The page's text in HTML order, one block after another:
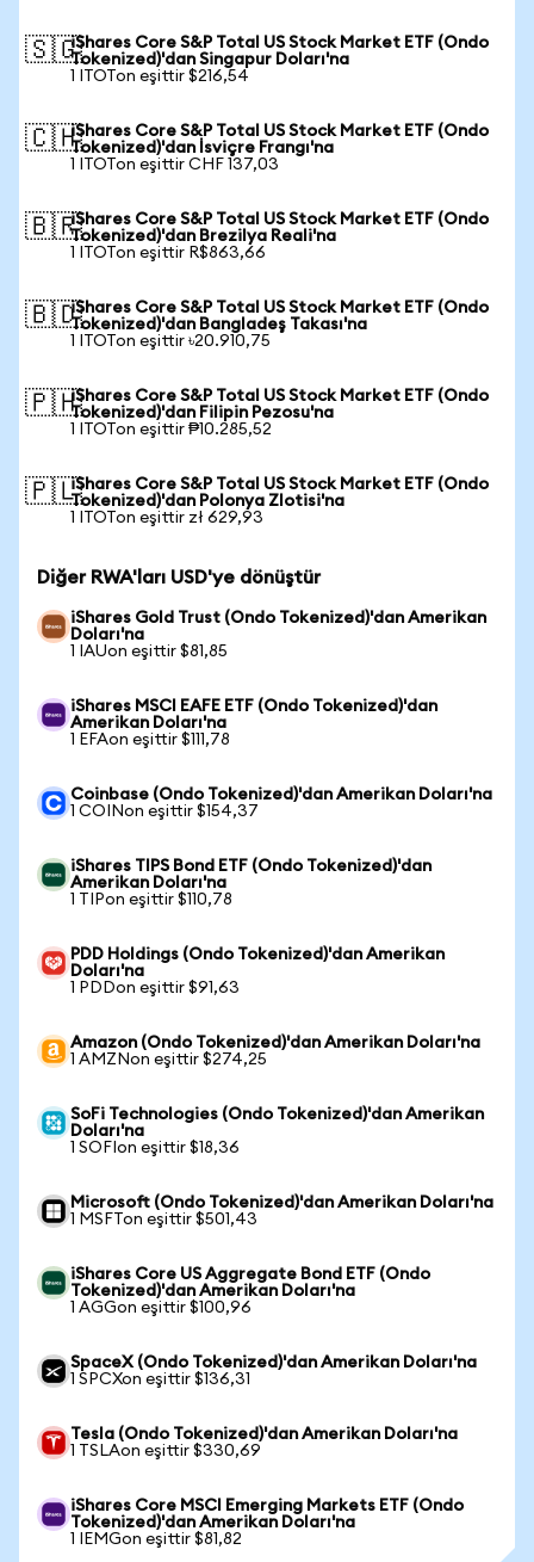
🇸🇬iShares Core S&P Total US Stock Market ETF (Ondo
Tokenized)'dan Singapur Doları'na
1 ITOTon eşittir $216,54
🇨🇭iShares Core S&P Total US Stock Market ETF (Ondo
Tokenized)'dan İsviçre Frangı'na
1 ITOTon eşittir CHF 137,03
🇧🇷iShares Core S&P Total US Stock Market ETF (Ondo
Tokenized)'dan Brezilya Reali'na
1 ITOTon eşittir R$863,66
🇧🇩iShares Core S&P Total US Stock Market ETF (Ondo
Tokenized)'dan Bangladeş Takası'na
1 ITOTon eşittir ৳20.910,75
🇵🇭iShares Core S&P Total US Stock Market ETF (Ondo
Tokenized)'dan Filipin Pezosu'na
1 ITOTon eşittir ₱10.285,52
🇵🇱iShares Core S&P Total US Stock Market ETF (Ondo
Tokenized)'dan Polonya Zlotisi'na
1 ITOTon eşittir zł 629,93
Diğer RWA'ları USD'ye dönüştür
iShares Gold Trust (Ondo Tokenized)'dan Amerikan
Doları'na
1 IAUon eşittir $81,85
iShares MSCI EAFE ETF (Ondo Tokenized)'dan
Amerikan Doları'na
1 EFAon eşittir $111,78
Coinbase (Ondo Tokenized)'dan Amerikan Doları'na
1 COINon eşittir $154,37
iShares TIPS Bond ETF (Ondo Tokenized)'dan
Amerikan Doları'na
1 TIPon eşittir $110,78
PDD Holdings (Ondo Tokenized)'dan Amerikan
Doları'na
1 PDDon eşittir $91,63
Amazon (Ondo Tokenized)'dan Amerikan Doları'na
1 AMZNon eşittir $274,25
SoFi Technologies (Ondo Tokenized)'dan Amerikan
Doları'na
1 SOFIon eşittir $18,36
Microsoft (Ondo Tokenized)'dan Amerikan Doları'na
1 MSFTon eşittir $501,43
iShares Core US Aggregate Bond ETF (Ondo
Tokenized)'dan Amerikan Doları'na
1 AGGon eşittir $100,96
SpaceX (Ondo Tokenized)'dan Amerikan Doları'na
1 SPCXon eşittir $136,31
Tesla (Ondo Tokenized)'dan Amerikan Doları'na
1 TSLAon eşittir $330,69
iShares Core MSCI Emerging Markets ETF (Ondo
Tokenized)'dan Amerikan Doları'na
1 IEMGon eşittir $81,82